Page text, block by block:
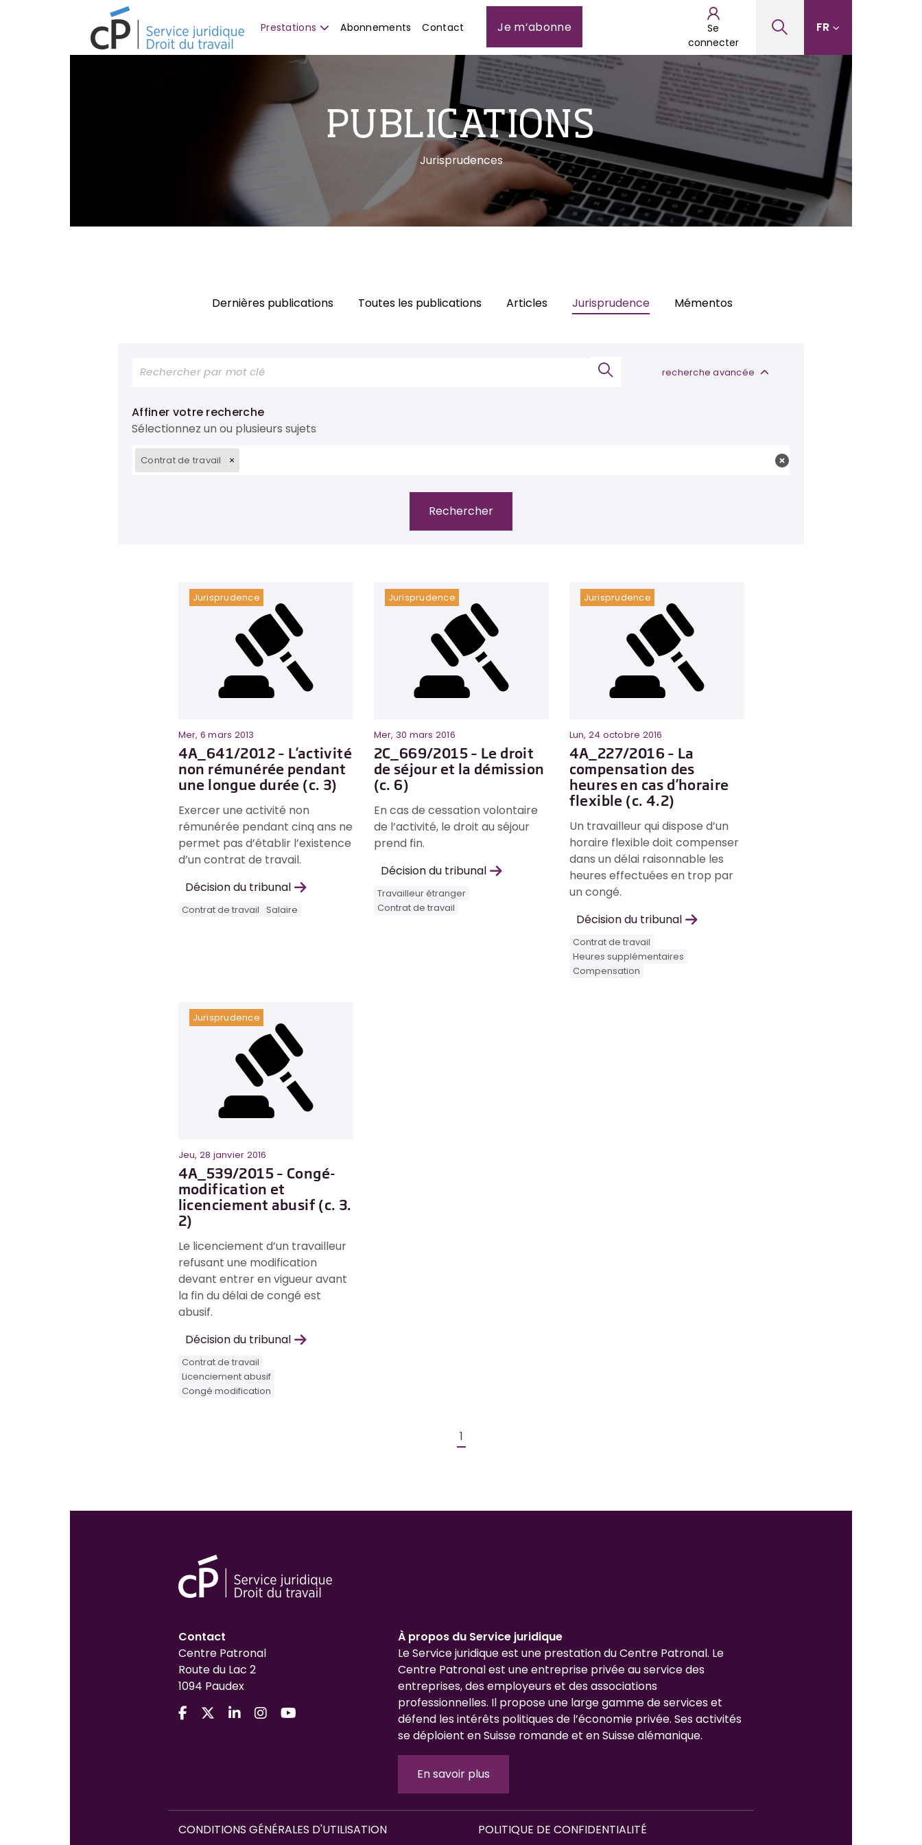
Prestations Abonnements Contact Je m’abonne
Se
connecter
FR
PUBLICATIONS
Jurisprudences
Dernières publications Toutes les publications Articles Jurisprudence Mémentos
recherche avancée
Affiner votre recherche
Sélectionnez un ou plusieurs sujets
Contrat de travail
Jurisprudence
Mer, 6 mars 2013
4A_641/2012 – L’activité
non rémunérée pendant
une longue durée (c. 3)
Exercer une activité non
rémunérée pendant cinq ans ne
permet pas d’établir l’existence
d’un contrat de travail.
Décision du tribunal
Contrat de travail Salaire
Jurisprudence
Mer, 30 mars 2016
2C_669/2015 – Le droit
de séjour et la démission
(c. 6)
En cas de cessation volontaire
de l’activité, le droit au séjour
prend fin.
Décision du tribunal
Travailleur étranger
Contrat de travail
Jurisprudence
Lun, 24 octobre 2016
4A_227/2016 – La
compensation des
heures en cas d’horaire
flexible (c. 4.2)
Un travailleur qui dispose d’un
horaire flexible doit compenser
dans un délai raisonnable les
heures effectuées en trop par
un congé.
Décision du tribunal
Contrat de travail
Heures supplémentaires
Compensation
Jurisprudence
Jeu, 28 janvier 2016
4A_539/2015 – Congé-
modification et
licenciement abusif (c. 3.
2)
Le licenciement d’un travailleur
refusant une modification
devant entrer en vigueur avant
la fin du délai de congé est
abusif.
Décision du tribunal
Contrat de travail
Licenciement abusif
Congé modification
1
Contact
Centre Patronal
Route du Lac 2
1094 Paudex
À propos du Service juridique
Le Service juridique est une prestation du Centre Patronal. Le
Centre Patronal est une entreprise privée au service des
entreprises, des employeurs et des associations
professionnelles. Il propose une large gamme de services et
défend les intérêts politiques de l’économie privée. Ses activités
se déploient en Suisse romande et en Suisse alémanique.
En savoir plus
CONDITIONS GÉNÉRALES D'UTILISATION
POLITIQUE DE CONFIDENTIALITÉ